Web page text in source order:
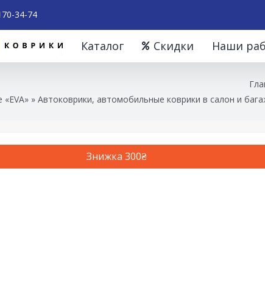
34-74
Каталог Скидки Наши
» Автоковрики, автомобильные коврики в салон и
Знижка 300₴